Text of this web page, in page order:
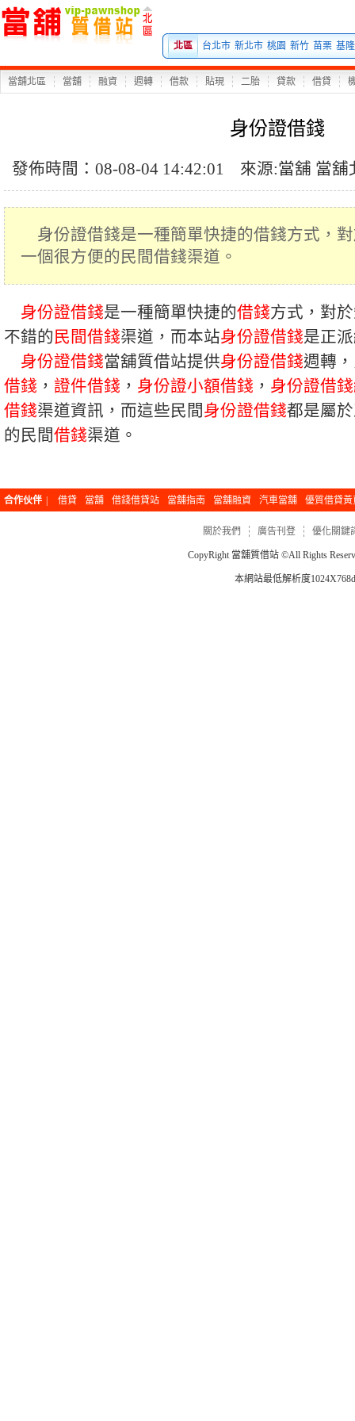
北區 台北市 新北市 桃園 新竹 苗栗 基隆
當舖北區 當舖 融資 週轉 借款 貼現 二胎 貸款 借貸
身份證借錢
發佈時間：08-08-04 14:42:01 來源:當舖 當舖
身份證借錢是一種簡單快捷的借錢方式，
一個很方便的民間借錢渠道。
身份證借錢是一種簡單快捷的借錢方式，對
不錯的 民間借錢渠道，而本站身份證借錢是正
身份證借錢當舖質借站提供身份證借錢週轉
借錢 ， 證件借錢 ， 身份證小額借錢 ， 身份證借
借錢渠道資訊，而這些民間身份證借錢都是屬
的民間借錢渠道。
合作伙伴 借貸 當舖 借錢借貸站 當舖指南 當舖融資 汽車當舖 優質借貸黃
關於我們 廣告刊登 優化關鍵
CopyRight當舖質借站 ©All Rights
本網站最低解析度